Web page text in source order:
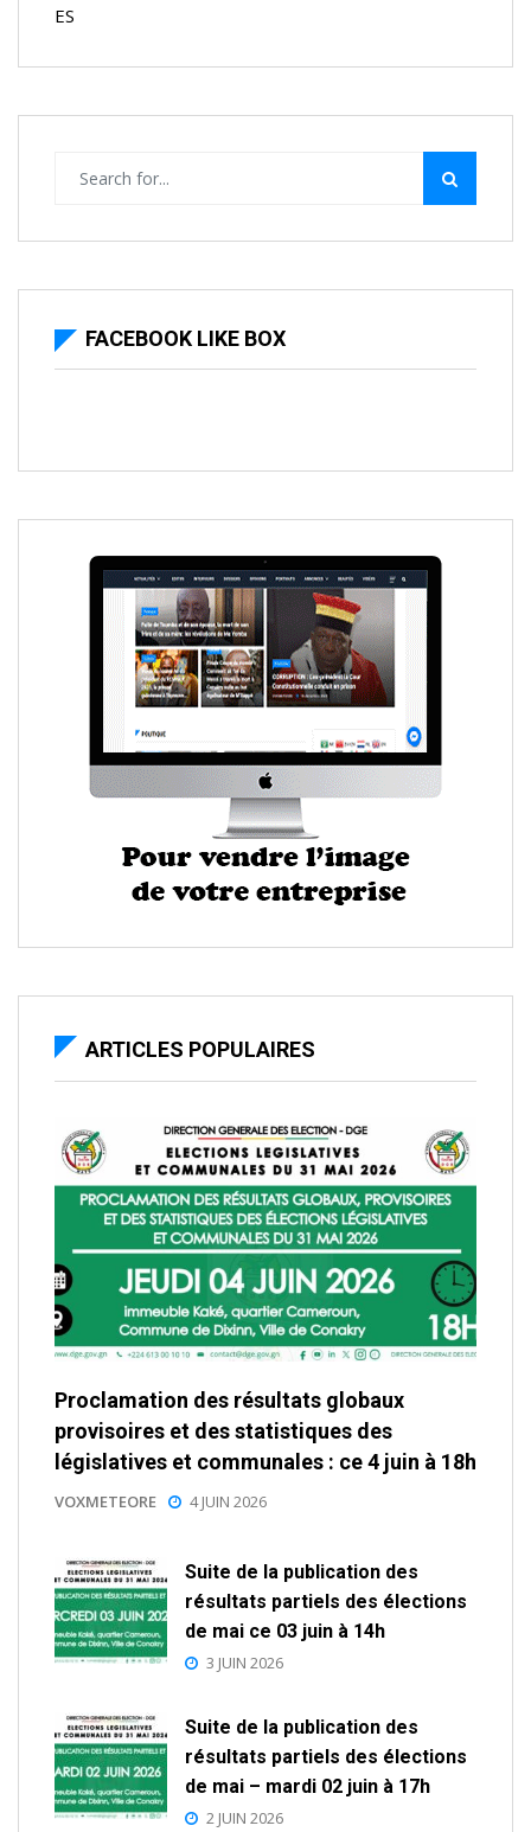
ES
FACEBOOK LIKE BOX
ARTICLES POPULAIRES
Proclamation des résultats globaux
provisoires et des statistiques des
législatives et communales : ce 4 juin à 18h
VOXMETEORE 4 JUIN 2026
Suite de la publication des
résultats partiels des élections
de mai ce 03 juin à 14h
3 JUIN 2026
Suite de la publication des
résultats partiels des élections
de mai – mardi 02 juin à 17h
2 JUIN 2026